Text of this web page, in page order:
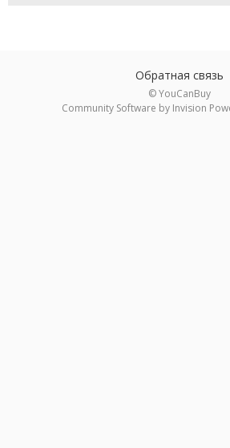
Обратная связь
© YouCanBuy
Community Software by Invision